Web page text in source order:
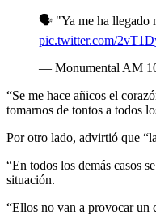
🗣️ "Ya me ha llegado
pic.twitter.com/
— Monumental AM
“Se me hace añicos el
tomarnos de tontos a todos
Por otro lado, advirtió que
“En todos los demás casos
situación.
“Ellos no van a provocar un